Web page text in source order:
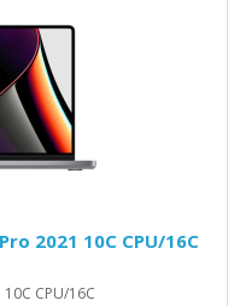
2021 10C CPU/16C
CPU/16C